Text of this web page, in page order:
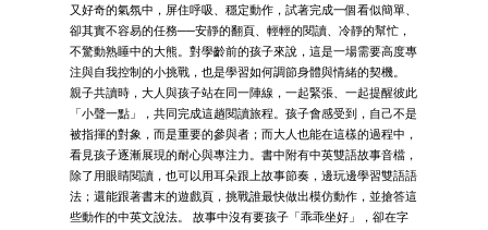
又好奇的氣氛中，屏住呼吸、穩定動作，試著完成一個看似簡單、
卻其實不容易的任務──安靜的翻頁、輕輕的閱讀、冷靜的幫忙，
不驚動熟睡中的大熊。對學齡前的孩子來說，這是一場需要高度專
注與自我控制的小挑戰，也是學習如何調節身體與情緒的契機。
親子共讀時，大人與孩子站在同一陣線，一起緊張、一起提醒彼此
「小聲一點」，共同完成這趟閱讀旅程。孩子會感受到，自己不是
被指揮的對象，而是重要的參與者；而大人也能在這樣的過程中，
看見孩子逐漸展現的耐心與專注力。書中附有中英雙語故事音檔，
除了用眼睛閱讀，也可以用耳朵跟上故事節奏，邊玩邊學習雙語語
法；還能跟著書末的遊戲頁，挑戰誰最快做出模仿動作，並搶答這
些動作的中英文說法。 故事中沒有要孩子「乖乖坐好」，卻在字